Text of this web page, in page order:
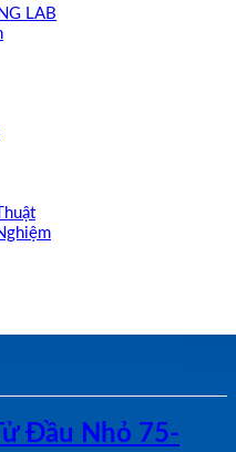
LAB
Đầu Nhỏ 75-